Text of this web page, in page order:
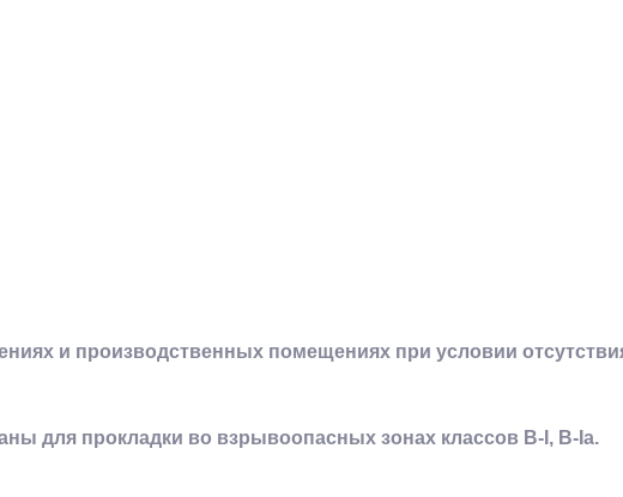
и производственных помещениях при условии
для прокладки во взрывоопасных зонах классов В-I, В-Iа.